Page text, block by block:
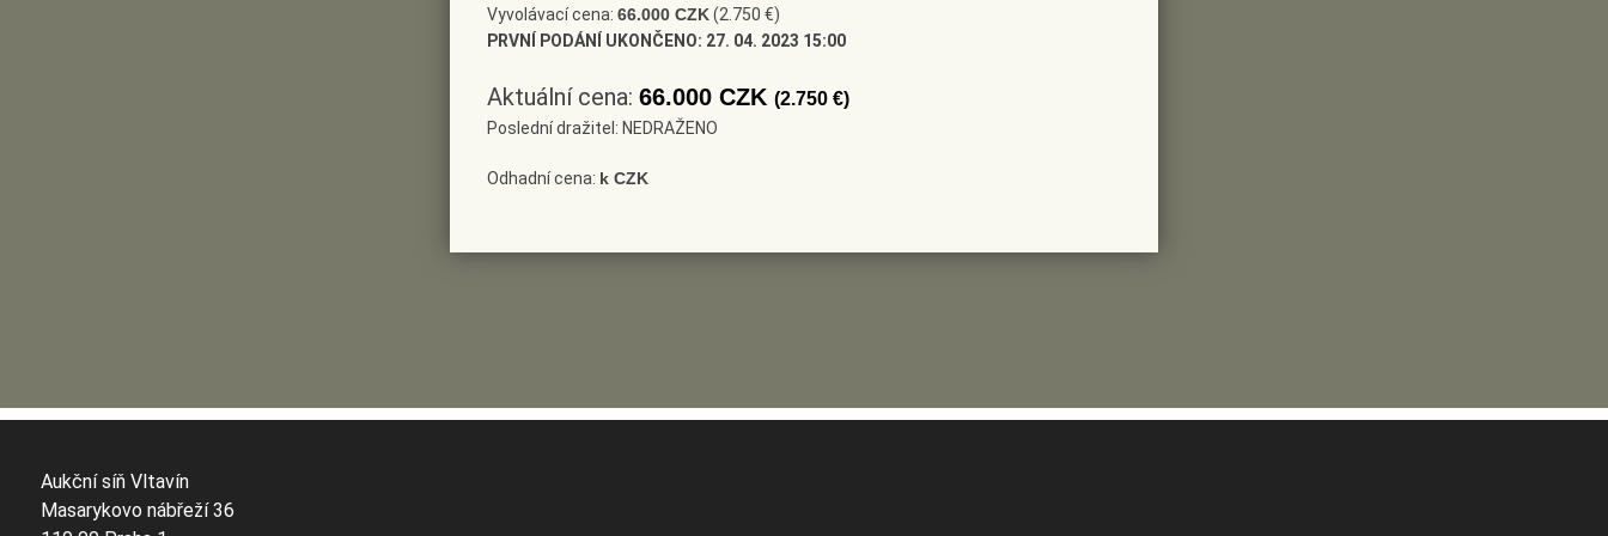
Vyvolávací cena: 66.000 CZK(2.750 €)
PRVNÍ PODÁNÍ UKONČENO: 27. 04. 2023 15:00
Aktuální cena: 66.000 CZK (2.750 €)
Poslední dražitel: NEDRAŽENO
Odhadní cena: k CZK
Aukční síň Vltavín
Masarykovo nábřeží 36